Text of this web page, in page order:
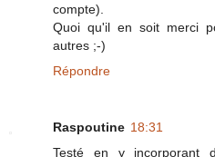
compte).
Quoi qu'il en soit merci
autres ;-)
Répondre
Raspoutine 18:31
Testé en y incorporant